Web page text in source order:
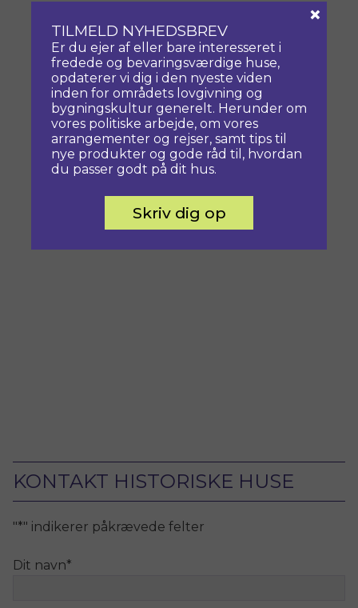
KONTAKT HISTORISKE HUSE
"*" indikerer påkrævede felter
Dit navn*
TILMELD NYHEDSBREV
Er du ejer af eller bare interesseret i
fredede og bevaringsværdige huse,
opdaterer vi dig i den nyeste viden
inden for områdets lovgivning og
bygningskultur generelt. Herunder om
vores politiske arbejde, om vores
arrangementer og rejser, samt tips til
nye produkter og gode råd til, hvordan
du passer godt på dit hus.
Skriv dig op
×